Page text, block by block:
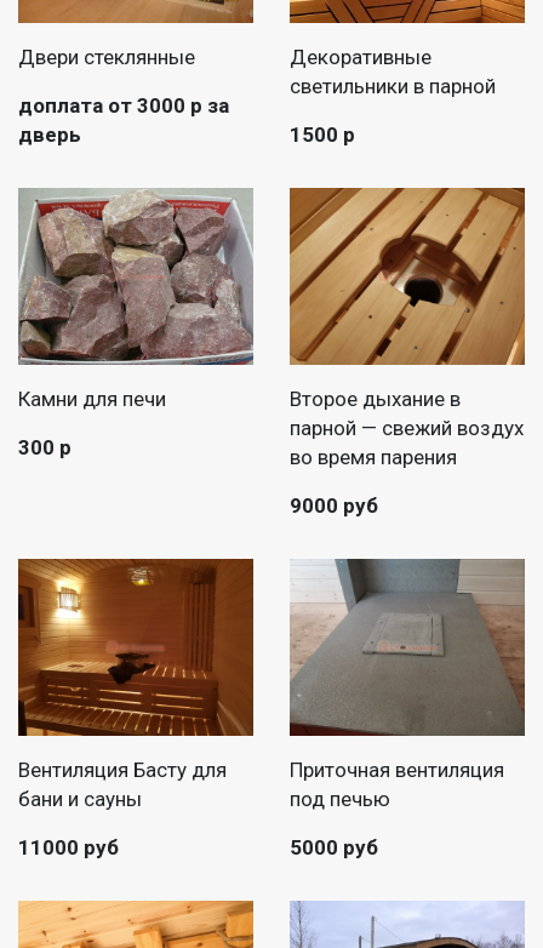
Двери стеклянные
доплата от 3000 р за
дверь
Декоративные
светильники в парной
1500 р
Камни для печи
300 р
Второе дыхание в
парной — свежий воздух
во время парения
9000 руб
Вентиляция Басту для
бани и сауны
11000 руб
Приточная вентиляция
под печью
5000 руб